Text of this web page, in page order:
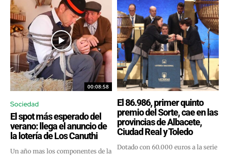
00:08:58
Sociedad
El spot más esperado del
verano: llega el anuncio de
la lotería de Los Canuthi
Un año mas los componentes de la
El 86.986, primer quinto
premio del Sorte, cae en las
provincias de Albacete,
Ciudad Real y Toledo
Dotado con 60.000 euros a la serie